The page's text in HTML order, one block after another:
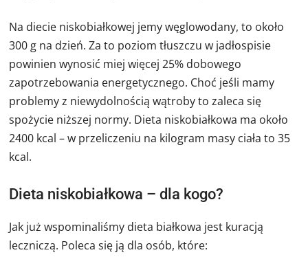
Na diecie niskobiałkowej jemy węglowodany, to około
300 g na dzień. Za to poziom tłuszczu w jadłospisie
powinien wynosić miej więcej 25% dobowego
zapotrzebowania energetycznego. Choć jeśli mamy
problemy z niewydolnością wątroby to zaleca się
spożycie niższej normy. Dieta niskobiałkowa ma około
2400 kcal – w przeliczeniu na kilogram masy ciała to 35
kcal.
Dieta niskobiałkowa – dla kogo?
Jak już wspominaliśmy dieta białkowa jest kuracją
leczniczą. Poleca się ją dla osób, które: